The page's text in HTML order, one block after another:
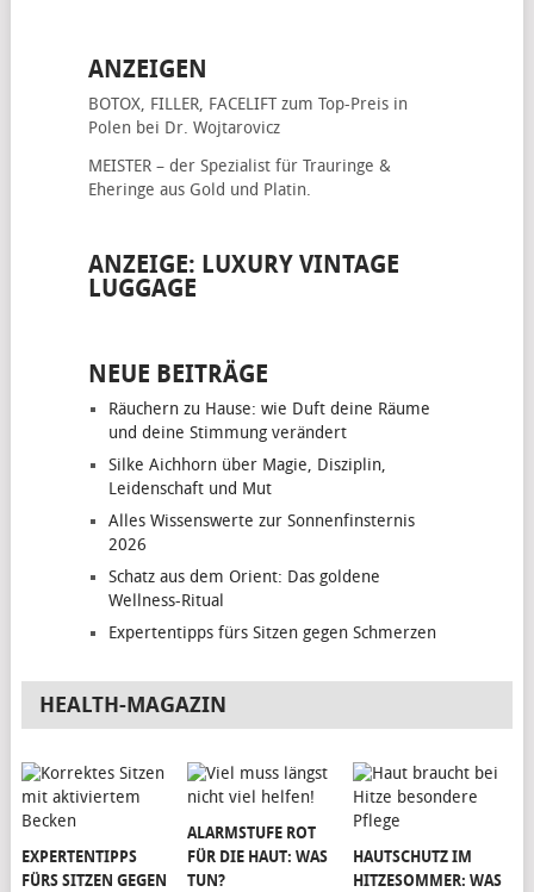
ANZEIGEN
BOTOX, FILLER, FACELIFTzum Top-Preis in
Polen bei Dr. Wojtarovicz
MEISTER – der Spezialist für Trauringe &
Eheringe aus Gold und Platin.
ANZEIGE: LUXURY VINTAGE
LUGGAGE
NEUE BEITRÄGE
Räuchern zu Hause: wie Duft deine Räume
und deine Stimmung verändert
Silke Aichhorn über Magie, Disziplin,
Leidenschaft und Mut
Alles Wissenswerte zur Sonnenfinsternis
2026
Schatz aus dem Orient: Das goldene
Wellness-Ritual
Expertentipps fürs Sitzen gegen Schmerzen
HEALTH-MAGAZIN
EXPERTENTIPPS
FÜRS SITZEN GEGEN
ALARMSTUFE ROT
FÜR DIE HAUT: WAS
TUN?
HAUTSCHUTZ IM
HITZESOMMER: WAS